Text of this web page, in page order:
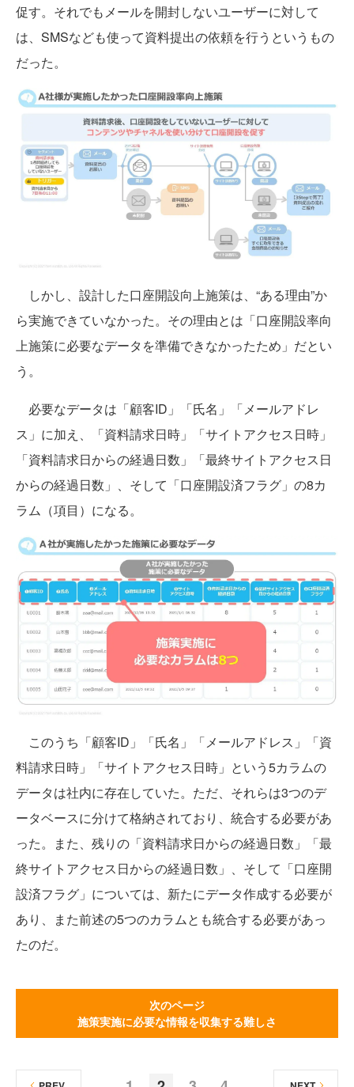
促す。それでもメールを開封しないユーザーに対して
は、SMSなども使って資料提出の依頼を行うというもの
だった。
しかし、設計した口座開設向上施策は、“ある理由”か
ら実施できていなかった。その理由とは「口座開設率向
上施策に必要なデータを準備できなかったため」だとい
う。
必要なデータは「顧客ID」「氏名」「メールアドレ
ス」に加え、「資料請求日時」「サイトアクセス日時」
「資料請求日からの経過日数」「最終サイトアクセス日
からの経過日数」、そして「口座開設済フラグ」の8カ
ラム（項目）になる。
このうち「顧客ID」「氏名」「メールアドレス」「資
料請求日時」「サイトアクセス日時」という5カラムの
データは社内に存在していた。ただ、それらは3つのデ
ータベースに分けて格納されており、統合する必要があ
った。また、残りの「資料請求日からの経過日数」「最
終サイトアクセス日からの経過日数」、そして「口座開
設済フラグ」については、新たにデータ作成する必要が
あり、また前述の5つのカラムとも統合する必要があっ
たのだ。
次のページ
施策実施に必要な情報を収集する難しさ